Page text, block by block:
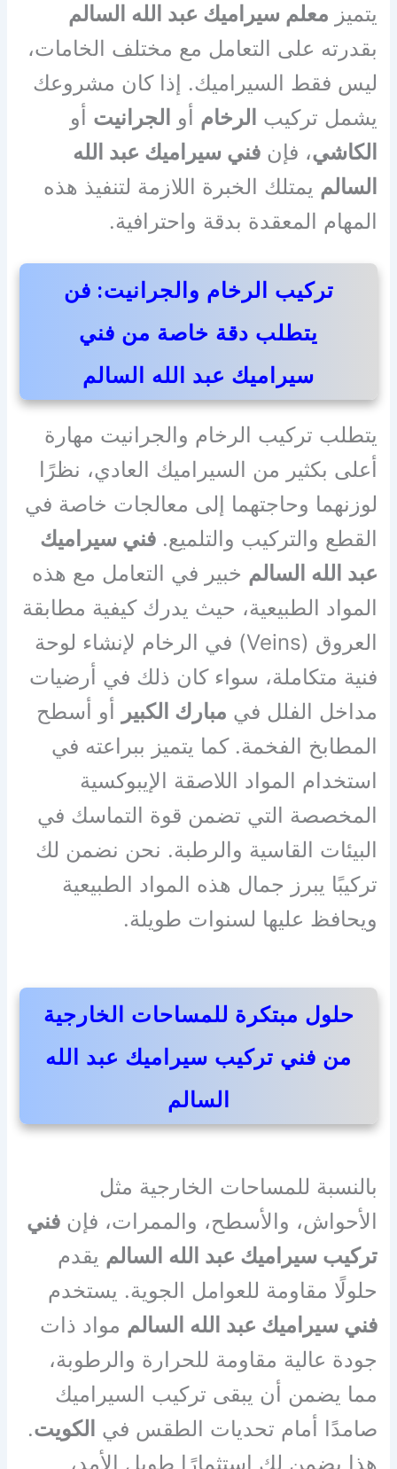
يتميز معلم سيراميك عبد الله السالم
بقدرته على التعامل مع مختلف الخامات،
ليس فقط السيراميك. إذا كان مشروعك
يشمل تركيب الرخام أو الجرانيت أو
الكاشي، فإنفني سيراميك عبد الله
السالم يمتلك الخبرة اللازمة لتنفيذ هذه
المهام المعقدة بدقة واحترافية.
تركيب الرخام والجرانيت: فن
يتطلب دقة خاصة من فني
سيراميك عبد الله السالم
يتطلب تركيب الرخام والجرانيت مهارة
أعلى بكثير من السيراميك العادي، نظرًا
لوزنهما وحاجتهما إلى معالجات خاصة في
القطع والتركيب والتلميع.فني سيراميك
عبد الله السالم خبير في التعامل مع هذه
المواد الطبيعية، حيث يدرك كيفية مطابقة
العروق (Veins) في الرخام لإنشاء لوحة
فنية متكاملة، سواء كان ذلك في أرضيات
مداخل الفلل في مبارك الكبير أو أسطح
المطابخ الفخمة. كما يتميز ببراعته في
استخدام المواد اللاصقة الإيبوكسية
المخصصة التي تضمن قوة التماسك في
البيئات القاسية والرطبة. نحن نضمن لك
تركيبًا يبرز جمال هذه المواد الطبيعية
ويحافظ عليها لسنوات طويلة.
حلول مبتكرة للمساحات الخارجية
من فني تركيب سيراميك عبد الله
السالم
بالنسبة للمساحات الخارجية مثل
الأحواش، والأسطح، والممرات، فإنفني
تركيب سيراميك عبد الله السالم يقدم
حلولًا مقاومة للعوامل الجوية. يستخدم
فني سيراميك عبد الله السالم مواد ذات
جودة عالية مقاومة للحرارة والرطوبة،
مما يضمن أن يبقى تركيب السيراميك
صامدًا أمام تحديات الطقس في الكويت.
هذا يضمن لك استثمارًا طويل الأمد،